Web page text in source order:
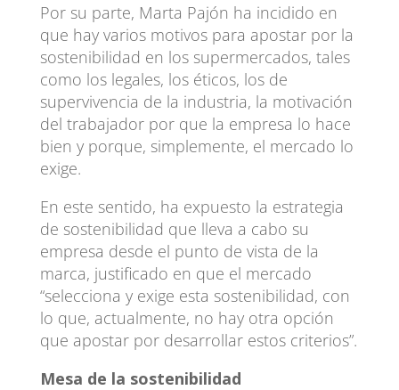
Por su parte, Marta Pajón ha incidido en
que hay varios motivos para apostar por la
sostenibilidad en los supermercados, tales
como los legales, los éticos, los de
supervivencia de la industria, la motivación
del trabajador por que la empresa lo hace
bien y porque, simplemente, el mercado lo
exige.
En este sentido, ha expuesto la estrategia
de sostenibilidad que lleva a cabo su
empresa desde el punto de vista de la
marca, justificado en que el mercado
“selecciona y exige esta sostenibilidad, con
lo que, actualmente, no hay otra opción
que apostar por desarrollar estos criterios”.
Mesa de la sostenibilidad